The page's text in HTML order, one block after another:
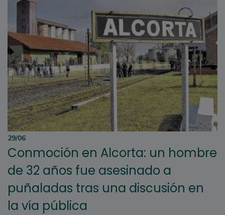
29/06
Conmoción en Alcorta: un hombre
de 32 años fue asesinado a
puñaladas tras una discusión en
la vía pública